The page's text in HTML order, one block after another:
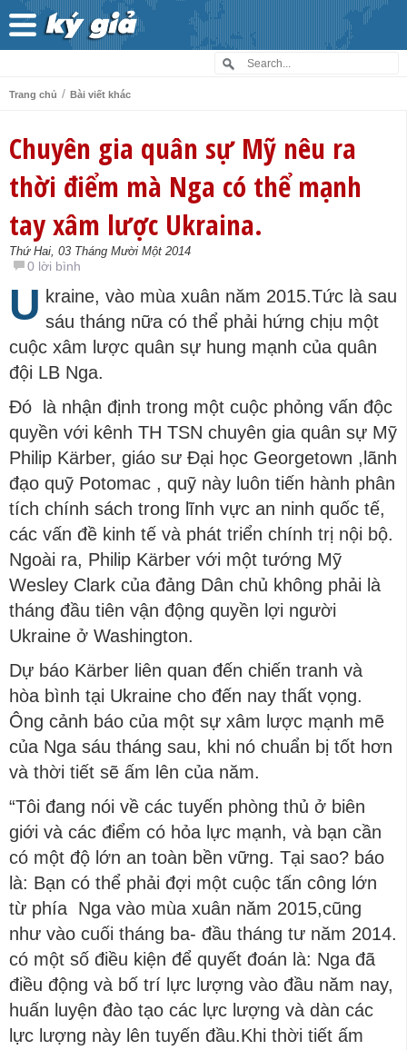
Trang chủ / Bài viết khác
Chuyên gia quân sự Mỹ nêu ra
thời điểm mà Nga có thể mạnh
tay xâm lược Ukraina.
Thứ Hai, 03 Tháng Mười Một 2014
0 lời bình
U kraine, vào mùa xuân năm 2015.Tức là sau
sáu tháng nữa có thể phải hứng chịu một
cuộc xâm lược quân sự hung mạnh của quân
đội LB Nga.
Đó là nhận định trong một cuộc phỏng vấn độc
quyền với kênh TH TSN chuyên gia quân sự Mỹ
Philip Kärber, giáo sư Đại học Georgetown ,lãnh
đạo quỹ Potomac , quỹ này luôn tiến hành phân
tích chính sách trong lĩnh vực an ninh quốc tế,
các vấn đề kinh tế và phát triển chính trị nội bộ.
Ngoài ra, Philip Kärber với một tướng Mỹ
Wesley Clark của đảng Dân chủ không phải là
tháng đầu tiên vận động quyền lợi người
Ukraine ở Washington.
Dự báo Kärber liên quan đến chiến tranh và
hòa bình tại Ukraine cho đến nay thất vọng.
Ông cảnh báo của một sự xâm lược mạnh mẽ
của Nga sáu tháng sau, khi nó chuẩn bị tốt hơn
và thời tiết sẽ ấm lên của năm.
“Tôi đang nói về các tuyến phòng thủ ở biên
giới và các điểm có hỏa lực mạnh, và bạn cần
có một độ lớn an toàn bền vững. Tại sao? báo
là: Bạn có thể phải đợi một cuộc tấn công lớn
từ phía Nga vào mùa xuân năm 2015,cũng
như vào cuối tháng ba- đầu tháng tư năm 2014.
có một số điều kiện để quyết đoán là: Nga đã
điều động và bố trí lực lượng vào đầu năm nay,
huấn luyện đào tạo các lực lượng và dàn các
lực lượng này lên tuyến đầu.Khi thời tiết ấm